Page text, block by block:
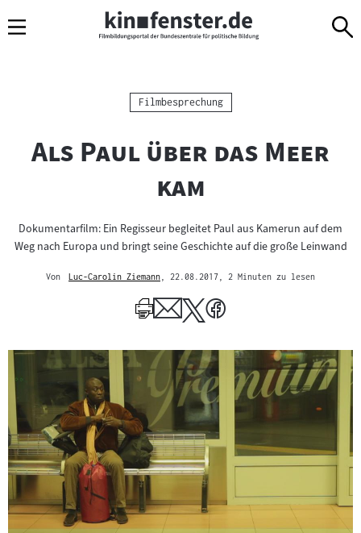
Navigation
zum
zur
Kategorie:
Filmbesprechung
"
Als Paul über das Meer
kam
Dokumentarfilm: Ein Regisseur begleitet Paul aus Kamerun auf dem
Weg nach Europa und bringt seine Geschichte auf die große Leinwand
Von
Luc-Carolin Ziemann
Author
, 22.08.2017 , 2 Minuten zu lesen